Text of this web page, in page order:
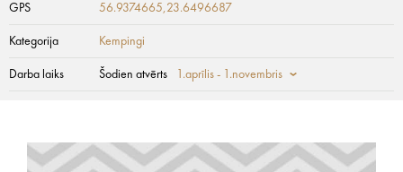
GPS 56.9374665,23.6496687
Kategorija Kempingi
Darba laiks Šodien atvērts 1.aprīlis - 1.novembris